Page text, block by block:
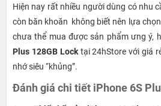
Hiện nay rất nhiều người dùng có nhu
còn băn khoăn không biết nên lựa
chưa thể mua được sản phẩm ưng ý,
Plus 128GB Lock tại 24hStore với giá
nhớ siêu “khủng”.
Đánh giá chi tiết iPhone 6S